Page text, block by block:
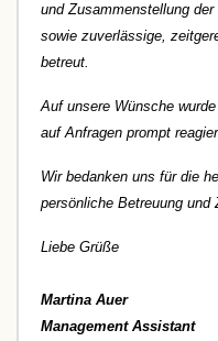
und Zusammenstellung
sowie zuverlässige,
betreut.
Auf unsere Wünsche
auf Anfragen prompt
Wir bedanken uns für die
persönliche Betreuung und
Liebe Grüße
Martina Auer
Management Assistant